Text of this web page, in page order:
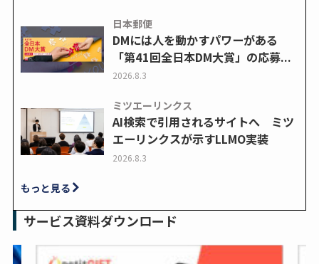
日本郵便
DMには人を動かすパワーがある
「第41回全日本DM大賞」の応募...
2026.8.3
ミツエーリンクス
AI検索で引用されるサイトへ ミツ
エーリンクスが示すLLMO実装
2026.8.3
もっと見る
サービス資料ダウンロード